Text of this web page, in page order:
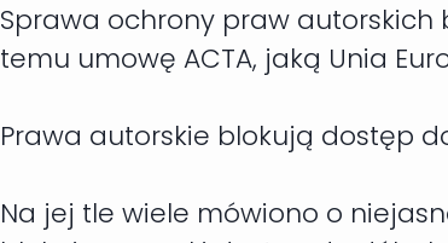
Sprawa ochrony praw autorskich
temu umowę ACTA, jaką Unia
Prawa autorskie blokują dostęp
Na jej tle wiele mówiono o